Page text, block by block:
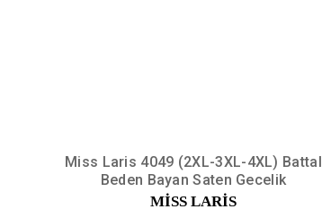
Miss Laris 4049 (2XL-3XL-4XL) Battal
Beden Bayan Saten Gecelik
MİSS LARİS